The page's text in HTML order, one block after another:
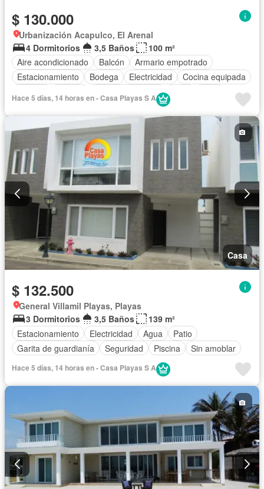
$ 130.000
Urbanización Acapulco, El Arenal
4 Dormitorios
3,5 Baños
100 m²
Aire acondicionado
Balcón
Armario empotrado
Estacionamiento
Bodega Electricidad
Cocina equipada
Vista panorámica
Seguridad
Piscina
Completamente amoblado
Hace 5 días, 14 horas en - Casa Playas S A
Casa
$ 132.500
General Villamil Playas, Playas
3 Dormitorios
3,5 Baños
139 m²
Estacionamiento
Electricidad Agua
Patio
Garita de guardianía
Seguridad Piscina Sin amoblar
Hace 5 días, 14 horas en - Casa Playas S A